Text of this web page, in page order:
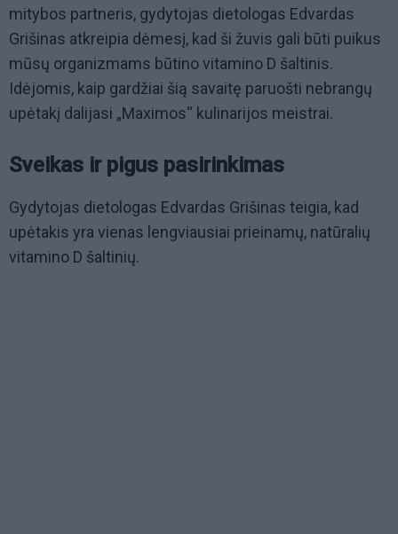
mitybos partneris, gydytojas dietologas Edvardas
Grišinas atkreipia dėmesį, kad ši žuvis gali būti puikus
mūsų organizmams būtino vitamino D šaltinis.
Idėjomis, kaip gardžiai šią savaitę paruošti nebrangų
upėtakį dalijasi „Maximos“ kulinarijos meistrai.
Sveikas ir pigus pasirinkimas
Gydytojas dietologas Edvardas Grišinas teigia, kad
upėtakis yra vienas lengviausiai prieinamų, natūralių
vitamino D šaltinių.